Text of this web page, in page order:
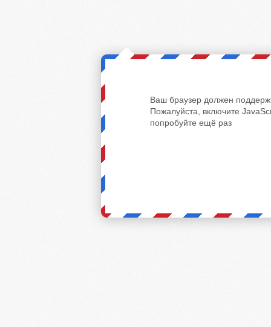
Ваш браузер должен
Пожалуйста, включите
попробуйте ещё раз